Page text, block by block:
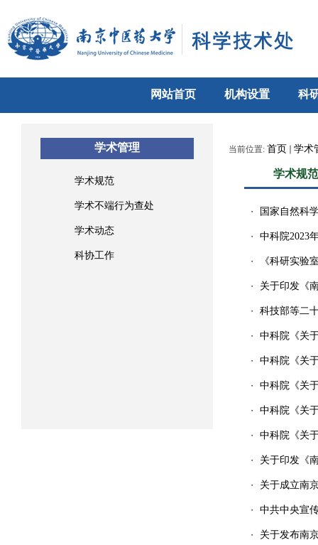
网站首页 机构设置 科
学术管理
学术规范
学术不端行为查处
学术动态
科协工作
当前位置: 首页 学术
学术规范
・ 国家自然科
・ 中科院2023
・ 《科研实验
・ 关于印发《
・ 科技部等二
・ 中科院《关
・ 中科院《关
・ 中科院《关
・ 中科院《关
・ 中科院《关
・ 关于印发《
・ 关于成立南
・ 中共中央宣
・ 关于发布南